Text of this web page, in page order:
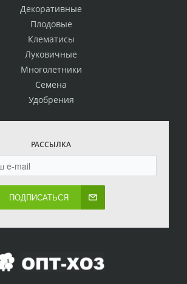
Декоративные
Плодовые
Клематисы
Луковичные
Многолетники
Семена
Удобрения
РАССЫЛКА
ПОДПИСАТЬСЯ